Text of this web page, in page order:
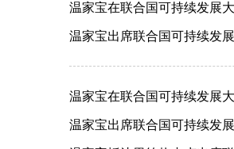
温家宝在联合国可持续发展
温家宝出席联合国可持续发
温家宝在联合国可持续发展
温家宝出席联合国可持续发